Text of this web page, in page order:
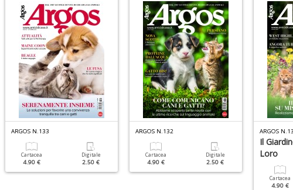
ARGOS N.133
Cartacea
4.90 €
Digitale
2.50 €
ARGOS N.132
Cartacea
4.90 €
Digitale
2.50 €
ARGOS
Il
Loro
Cartacea
4.90 €